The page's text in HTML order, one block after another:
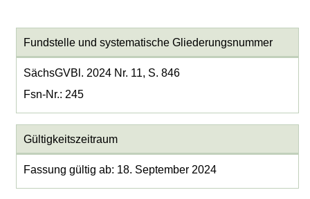
Fundstelle und systematische Gliederungsnummer
SächsGVBl. 2024 Nr. 11, S. 846
Fsn-Nr.: 245
Gültigkeitszeitraum
Fassung gültig ab: 18. September 2024